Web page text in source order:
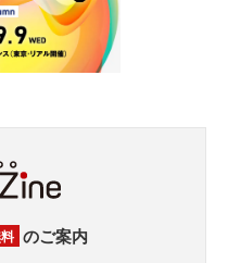
のご案内